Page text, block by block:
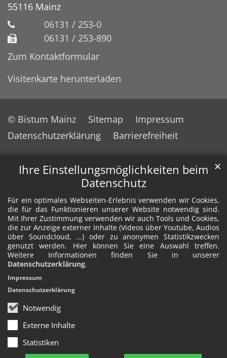
Ihre Einstellungsmöglichkeiten beim
Datenschutz
Für ein optimales Webseiten-Erlebnis verwenden wir Cookies,
die für das Funktionieren unserer Website notwendig sind.
Mit Ihrer Zustimmung verwenden wir auch Tools und Cookies,
die zur Anzeige externer Inhalte (Videos über Youtube, Audios
über Soundcloud, ...) oder zu anonymen Statistikzwecken
genutzt werden. Hier können Sie eine Auswahl treffen.
Weitere Informationen finden Sie in unserer
Datenschutzerklärung.
Notwendig
Externe Inhalte
Statistiken
✕
Impressum
Datenschutzerklärung
55116 Mainz
06131 / 253-0
06131 / 253-890
Zum Kontaktformular
Visitenkarte herunterladen
© Bistum Mainz Sitemap
Impressum
Datenschutzerklärung
Barrierefreiheit